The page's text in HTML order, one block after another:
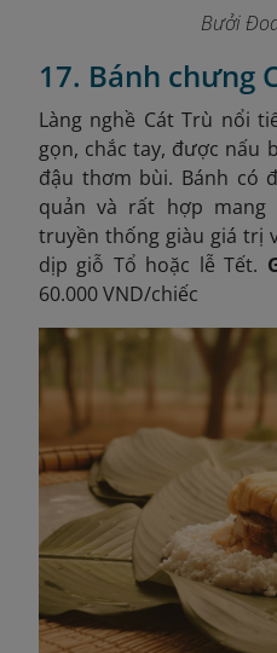
Bưởi
17. Bánh chưng
Làng nghề Cát Trù nổi
gọn, chắc tay, được nấu
đậu thơm bùi. Bánh có
quản và rất hợp
truyền thống giàu giá trị
dịp giỗ Tổ hoặc lễ Tết.
60.000 VND/chiếc